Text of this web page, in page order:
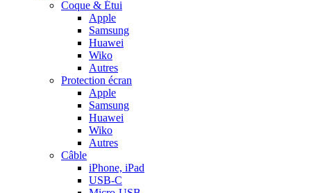
Coque & Étui
Apple
Samsung
Huawei
Wiko
Autres
Protection écran
Apple
Samsung
Huawei
Wiko
Autres
Câble
iPhone, iPad
USB-C